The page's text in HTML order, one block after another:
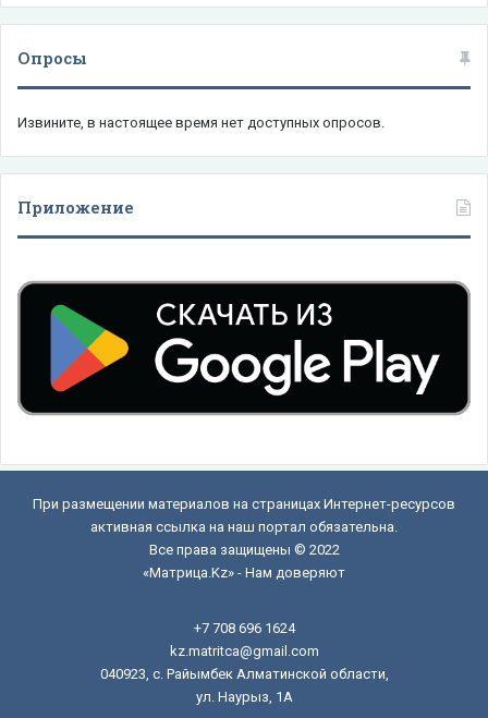
Опросы
Извините, в настоящее время нет доступных опросов.
Приложение
При размещении материалов на страницах Интернет-ресурсов
активная ссылка на наш портал обязательна.
Все права защищены © 2022
«Матрица.Kz» - Нам доверяют
+7 708 696 1624
kz.matritca@gmail.com
040923, с. Райымбек Алматинской области,
ул. Наурыз, 1А